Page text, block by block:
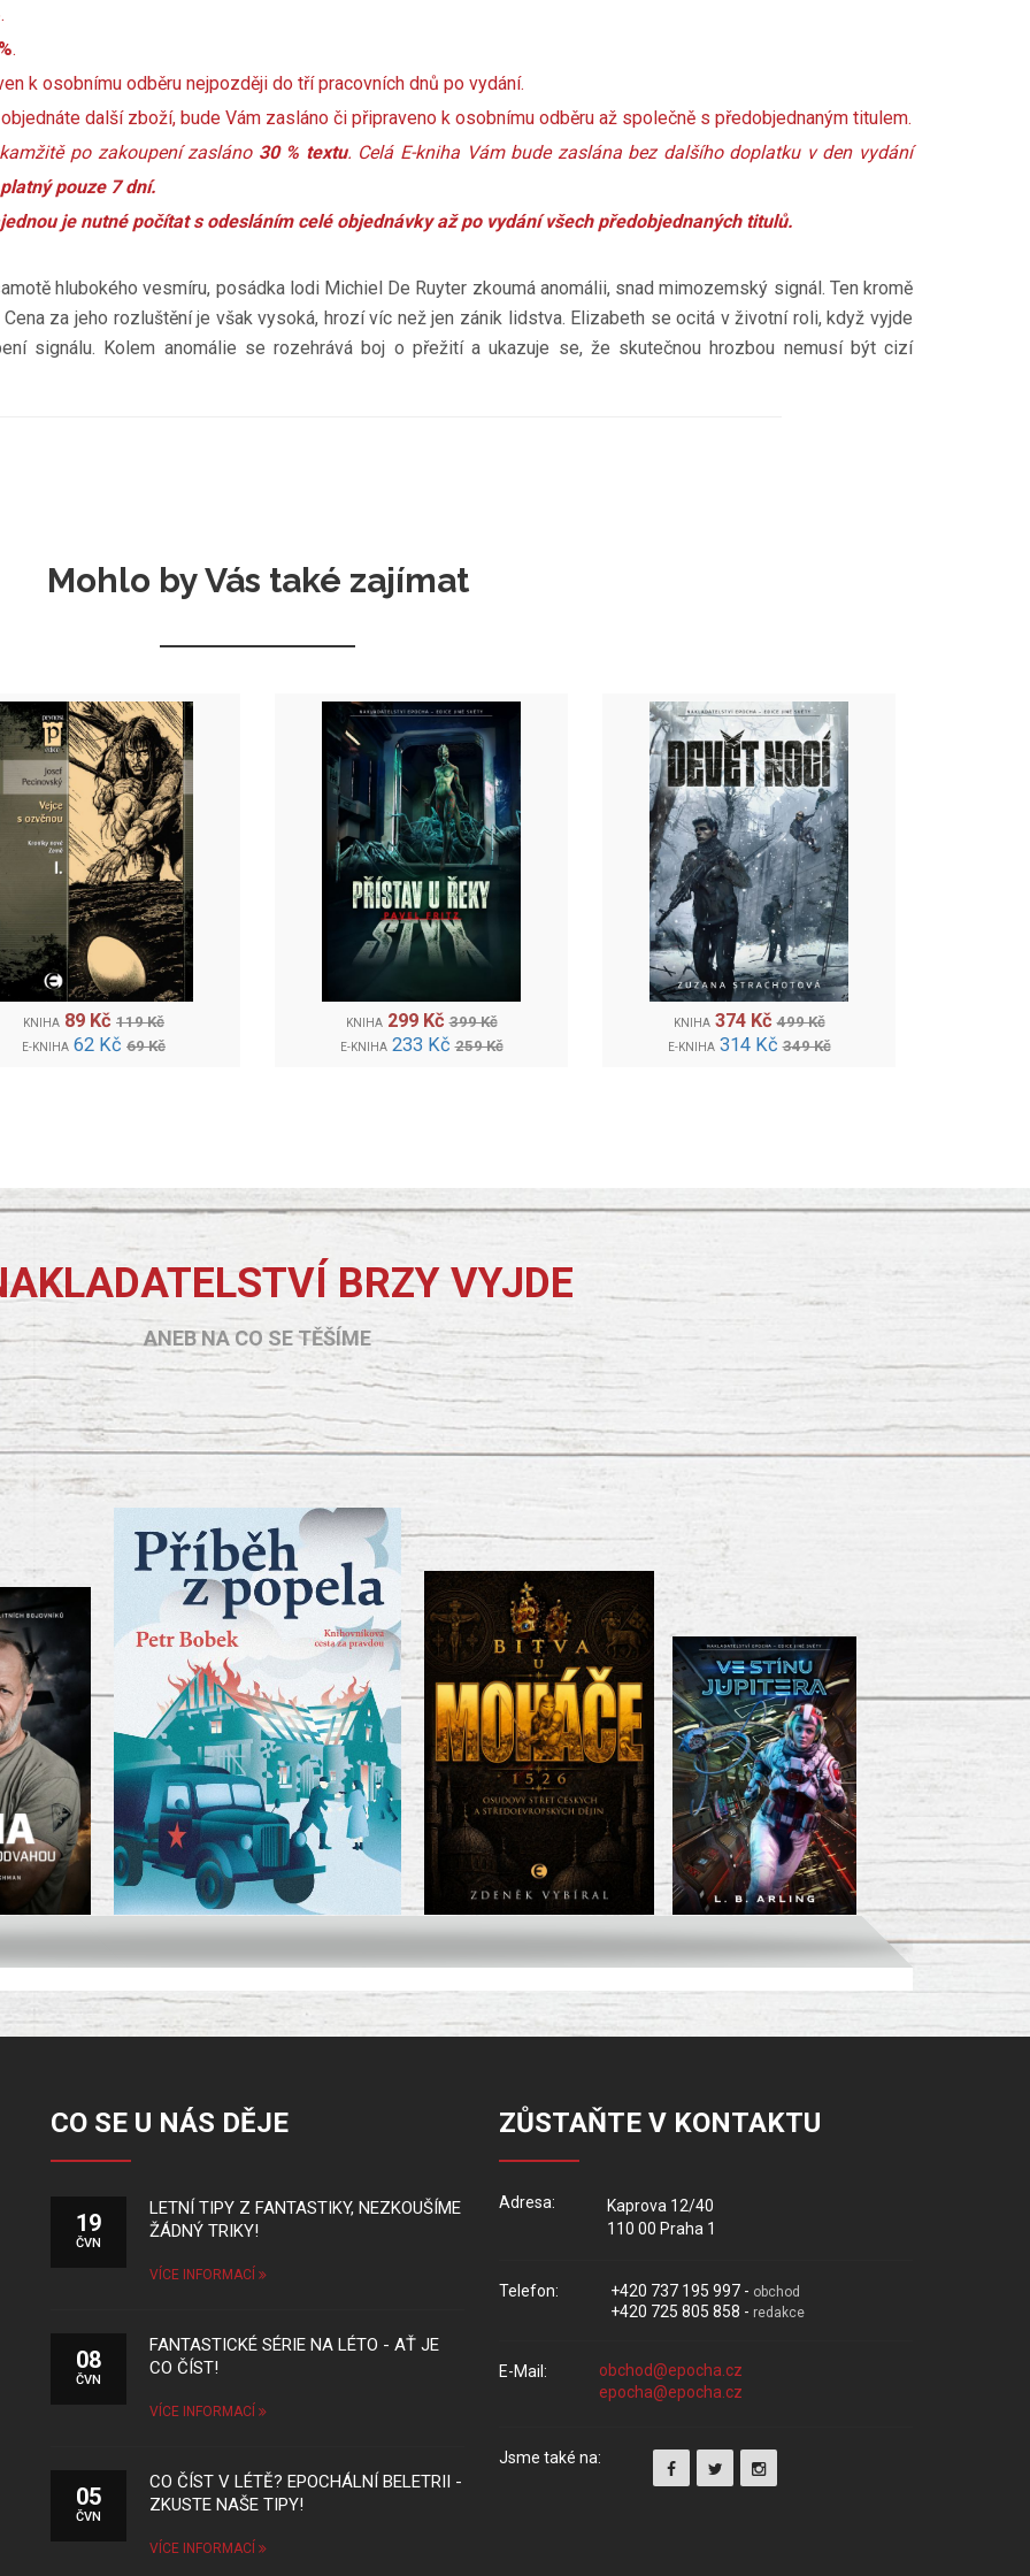
.
k osobnímu odběru nejpozději do tří pracovních dnů po vydání.
další zboží, bude Vám zasláno či připraveno k osobnímu odběru až společně s předobjednaným titulem.
po zakoupení zasláno 30 % textu. Celá E-kniha Vám bude zaslána bez dalšího doplatku v den vydání
pouze 7 dní.
je nutné počítat s odesláním celé objednávky až po vydání všech předobjednaných titulů.
hlubokého vesmíru, posádka lodi Michiel De Ruyter zkoumá anomálii, snad mimozemský signál. Ten kromě
za jeho rozluštění je však vysoká, hrozí víc než jen zánik lidstva. Elizabeth se ocitá v životní roli, když vyjde
signálu. Kolem anomálie se rozehrává boj o přežití a ukazuje se, že skutečnou hrozbou nemusí být cizí
Mohlo by Vás také zajímat
KNIHA 89 Kč 119 Kč
E-KNIHA 62 Kč 69 Kč
KNIHA 299 Kč 399 Kč
E-KNIHA 233 Kč 259 Kč
KNIHA 374 Kč 499 Kč
E-KNIHA 314 Kč 349 Kč
BRZY VYJDE
ANEB NA CO SE TĚŠÍME
CO SE U NÁS DĚJE
19
ČVN
LETNÍ TIPY Z FANTASTIKY, NEZKOUŠÍME
ŽÁDNÝ TRIKY!
VÍCE INFORMACÍ
08
ČVN
FANTASTICKÉ SÉRIE NA LÉTO - AŤ JE
CO ČÍST!
VÍCE INFORMACÍ
05
ČVN
CO ČÍST V LÉTĚ? EPOCHÁLNÍ BELETRII -
ZKUSTE NAŠE TIPY!
VÍCE INFORMACÍ
ZŮSTAŇTE V KONTAKTU
Adresa:
Kaprova 12/40
110 00 Praha 1
Telefon: +420 737 195 997 - obchod
+420 725 805 858 - redakce
E-Mail:
Jsme také na: